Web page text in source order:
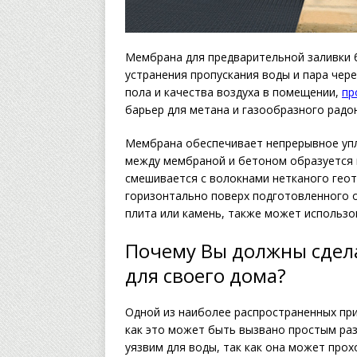
Мембрана для предварительной заливки
устранения пропускания воды и пара
пола и качества воздуха в помещении,
барьер для метана и газообразного
Мембрана обеспечивает непрерывное
между мембраной и бетоном образуется
смешивается с волокнами нетканого
горизонтально поверх подготовленного
плита или камень, также может
Почему Вы должны
для своего дома?
Одной из наиболее распространенных
как это может быть вызвано простым
уязвим для воды, так как она может